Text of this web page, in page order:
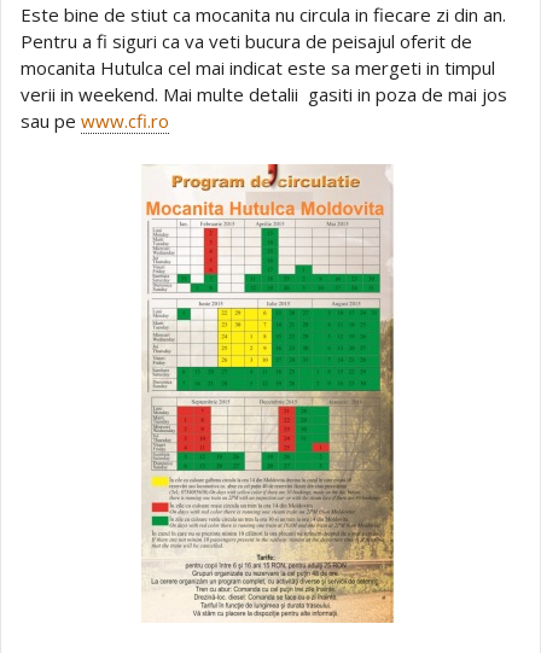
Este bine de stiut ca mocanita nu circula in fiecare zi din an.
Pentru a fi siguri ca va veti bucura de peisajul oferit de
mocanita Hutulca cel mai indicat este sa mergeti in timpul
verii in weekend. Mai multe detalii gasiti in poza de mai jos
sau pe www.cfi.ro